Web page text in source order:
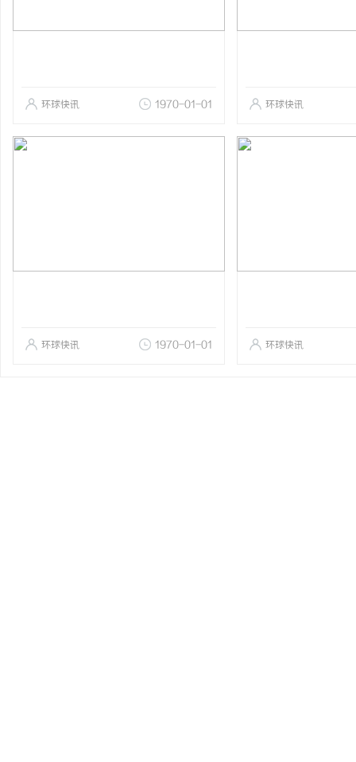
环球快讯 1970-01-01 环球快讯
环球快讯 1970-01-01 环球快讯